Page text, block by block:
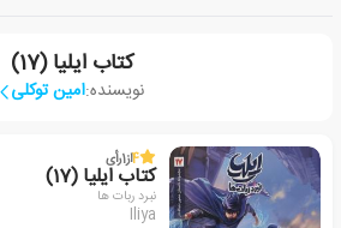
کتاب ایلیا (17)
نویسنده:امین توکلی
4از1رأی
کتاب ایلیا (17)
نبرد ربات ها
Iliya